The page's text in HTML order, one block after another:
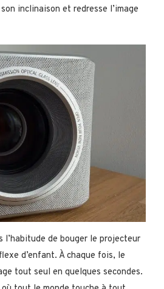
inclinaison et redresse l’image
l’habitude de bouger le projecteur
d’enfant. À chaque fois, le
tout seul en quelques secondes.